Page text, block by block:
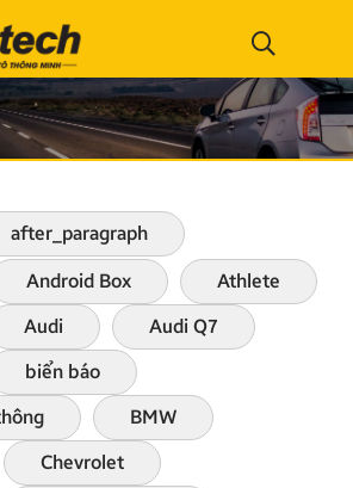
after_paragraph
Android Box
Athlete
Audi
Audi Q7
biển báo
BMW
Chevrolet